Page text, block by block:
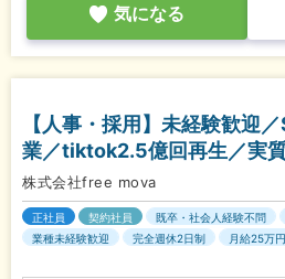
気になる
【人事・採用】未経験歓迎
業／tiktok2.5億回再生／実
株式会社free mova
正社員 契約社員 既卒・社会人経験不問
業種未経験歓迎
完全週休2日制 月給25万